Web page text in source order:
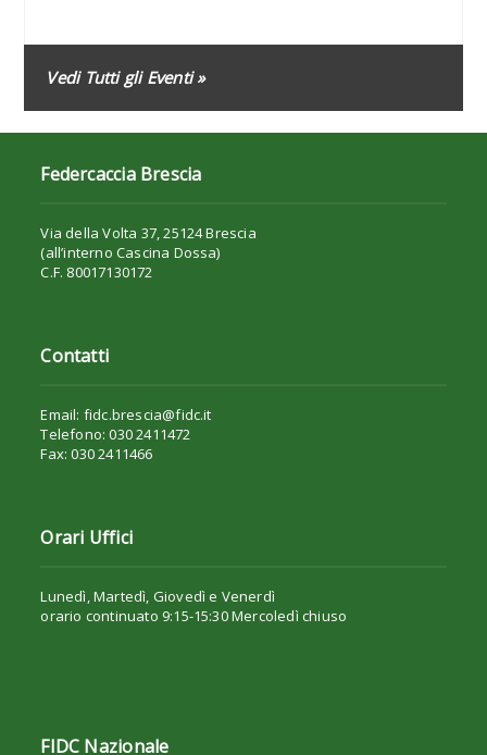
Vedi Tutti gli Eventi »
Federcaccia Brescia
Via della Volta 37, 25124 Brescia
(all’interno Cascina Dossa)
C.F. 80017130172
Contatti
Email: fidc.brescia@fidc.it
Telefono: 030 2411472
Fax: 030 2411466
Orari Uffici
Lunedì, Martedì, Giovedì e Venerdì
orario continuato 9:15-15:30 Mercoledì chiuso
FIDC Nazionale